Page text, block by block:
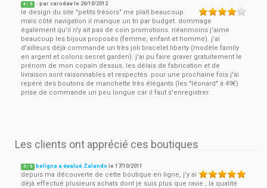
4 / 5 - parcarodav le 26/10/2012
le design du site "petits trésors" me plaît beaucoup
mais côté navigation il manque un tri par budget. dommage
également qu'il n'y ait pas de coin promotions. néanmoins j'aime
beaucoup les bijoux proposés (femme, enfant et homme). j'ai
d'ailleurs déjà commandé un très joli bracelet liberty (modèle family
en argent et coloris secret garden). j'ai pu faire graver gratuitement le
prénom de mon copain dessus. les délais de fabrication et de
livraison sont raisonnables et respectés. pour une prochaine fois j'ai
repéré des boutons de manchette très élégants (les "léonard" à 49€).
prise de commande un peu longue car il faut s'enregistrer.
Les clients ont apprécié ces boutiques
5 / 5 beligna a évalué Zalando le17/10/2011
depuis ma découverte de cette boutique en ligne, j'y ai
déjà effectué plusieurs achats dont je suis plus que ravie , la qualité